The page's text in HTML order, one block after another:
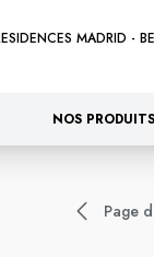
MADRID -
NOS PRODUITS
Page